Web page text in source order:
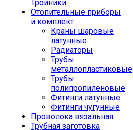
Тройники
Отопительные приборы
и комплект
Краны шаровые
латунные
Радиаторы
Трубы
металлопластиковые
Трубы
полипропиленовые
Фитинги латунные
Фитинги чугунные
Проволока вязальная
Трубная заготовка